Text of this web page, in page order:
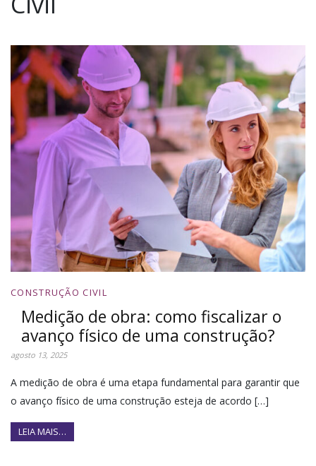
CONSTRUÇÃO CIVIL
Medição de obra: como fiscalizar o
avanço físico de uma construção?
agosto 13, 2025
A medição de obra é uma etapa fundamental para garantir que
o avanço físico de uma construção esteja de acordo […]
LEIA MAIS…